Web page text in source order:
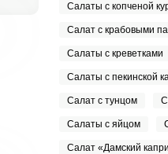
Салаты с копченой
Салат с крабовыми
Салаты с креветками
Салаты с пекинской
Салат с тунцом
Салаты с яйцом
Салат «Дамский